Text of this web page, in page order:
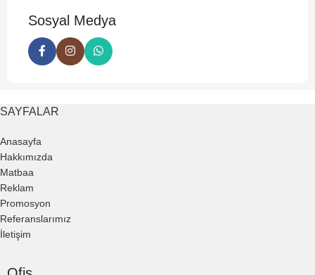
Sosyal Medya
SAYFALAR
Anasayfa
Hakkımızda
Matbaa
Reklam
Promosyon
Referanslarımız
İletişim